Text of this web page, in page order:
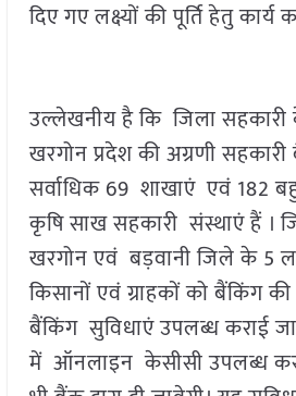
दिए गए लक्ष्यों की पूर्ति हेतु कार्य
उल्लेखनीय है कि जिला सहकारी
खरगोन प्रदेश की अग्रणी
सर्वाधिक 69 शाखाएं एवं 182
कृषि साख सहकारी संस्थाएं हैं ।
खरगोन एवं बड़वानी जिले के 5
किसानों एवं ग्राहकों को बैंकिंग
बैंकिंग सुविधाएं उपलब्ध कराई
में ऑनलाइन केसीसी उपलब्ध